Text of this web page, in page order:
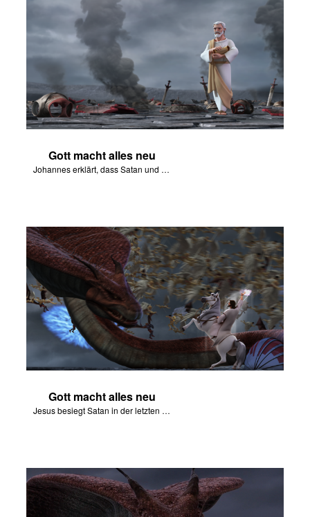
Gott macht alles neu
Johannes erklärt, dass Satan und das Böse für immer zerstört wurden.
Gott macht alles neu
Jesus besiegt Satan in der letzten Schlacht von Armageddon.